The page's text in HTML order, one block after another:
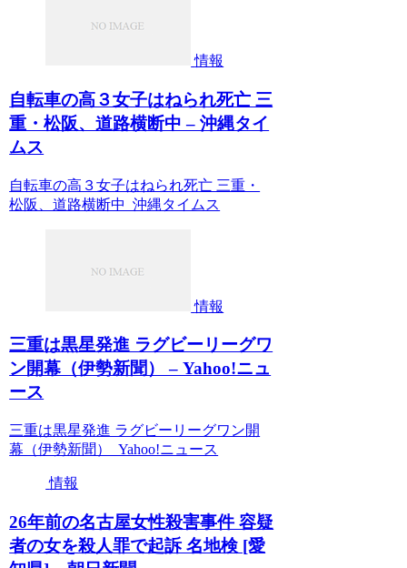
情報
自転車の高３女子はねられ死亡 三
重・松阪、道路横断中 – 沖縄タイ
ムス
自転車の高３女子はねられ死亡 三重・
松阪、道路横断中 沖縄タイムス
情報
三重は黒星発進 ラグビーリーグワ
ン開幕（伊勢新聞） – Yahoo!ニュ
ース
三重は黒星発進 ラグビーリーグワン開
幕（伊勢新聞） Yahoo!ニュース
情報
26年前の名古屋女性殺害事件 容疑
者の女を殺人罪で起訴 名地検 [愛